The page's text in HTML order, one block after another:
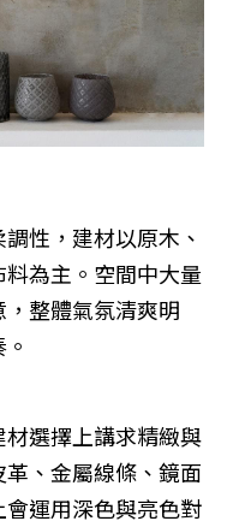
性，建材以原木、
為主。空間中大量
整體氣氛清爽明
選擇上講求精緻與
、金屬線條、鏡面
運用深色與亮色對